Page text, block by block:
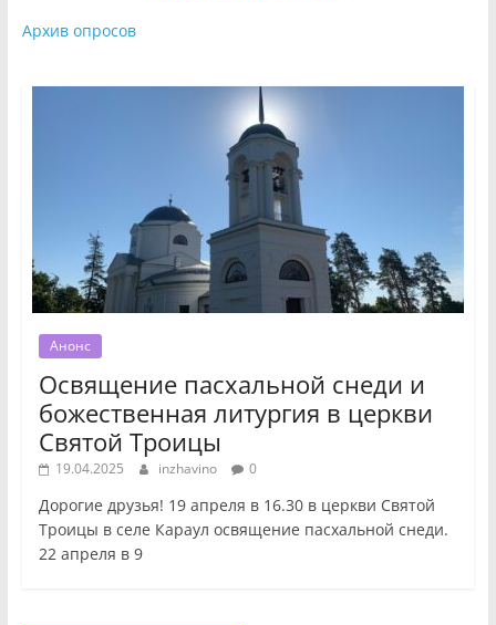
Архив опросов
Анонс
Освящение пасхальной снеди и
божественная литургия в церкви
Святой Троицы
19.04.2025 inzhavino 0
Дорогие друзья! 19 апреля в 16.30 в церкви Святой
Троицы в селе Караул освящение пасхальной снеди.
22 апреля в 9